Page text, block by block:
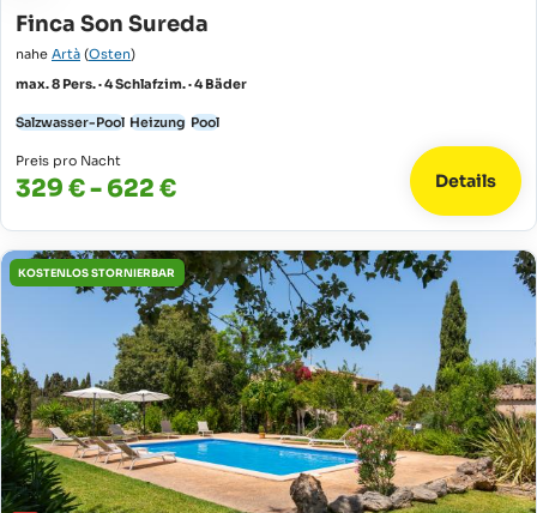
Finca Son Sureda
nahe Artà (Osten)
max. 8 Pers. · 4 Schlafzim. · 4 Bäder
Salzwasser-Pool Heizung Pool
Preis pro Nacht
329 € - 622 € Details
KOSTENLOS STORNIERBAR